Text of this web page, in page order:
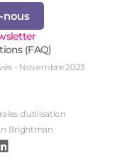
nous
(FAQ)
- Novembre 2023
d'utilisation
Brightman